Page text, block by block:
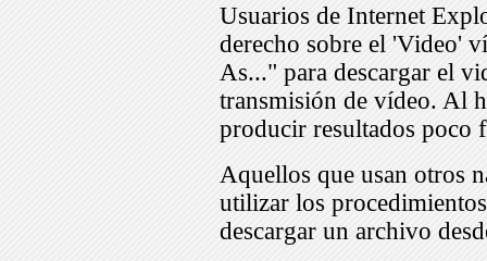
Usuarios de Internet
derecho sobre el 'Video'
As..." para descargar el
transmisión de vídeo. Al
producir resultados poco
Aquellos que usan otros
utilizar los
descargar un archivo